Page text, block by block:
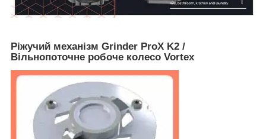
Ріжучий механізм Grinder ProX K2 /
Вільнопоточне робоче колесо Vortex